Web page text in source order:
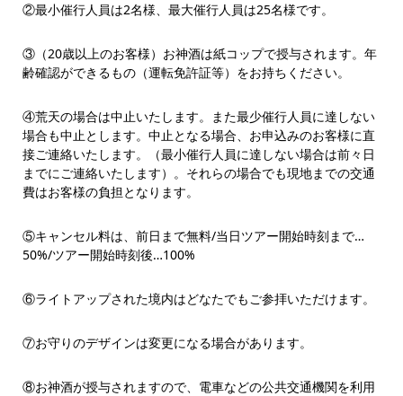
②最小催行人員は2名様、最大催行人員は25名様です。
③（20歳以上のお客様）お神酒は紙コップで授与されます。年
齢確認ができるもの（運転免許証等）をお持ちください。
④荒天の場合は中止いたします。また最少催行人員に達しない
場合も中止とします。中止となる場合、お申込みのお客様に直
接ご連絡いたします。（最小催行人員に達しない場合は前々日
までにご連絡いたします）。それらの場合でも現地までの交通
費はお客様の負担となります。
⑤キャンセル料は、前日まで無料/当日ツアー開始時刻まで…
50%/ツアー開始時刻後…100%
⑥ライトアップされた境内はどなたでもご参拝いただけます。
⑦お守りのデザインは変更になる場合があります。
⑧お神酒が授与されますので、電車などの公共交通機関を利用